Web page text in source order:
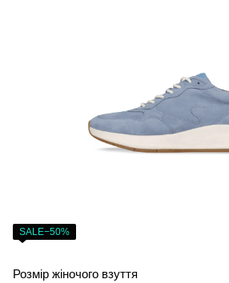
SALE−50%
Розмір жіночого взуття